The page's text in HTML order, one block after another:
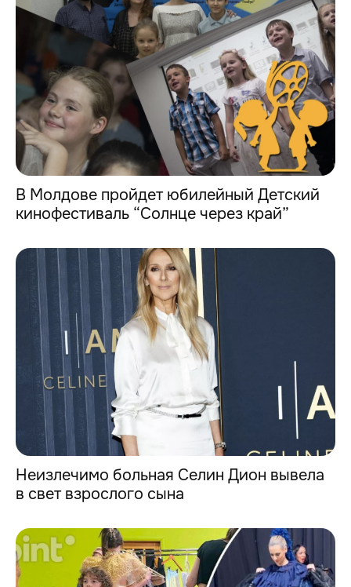
В Молдове пройдет юбилейный Детский
кинофестиваль “Солнце через край”
Неизлечимо больная Селин Дион вывела
в свет взрослого сына